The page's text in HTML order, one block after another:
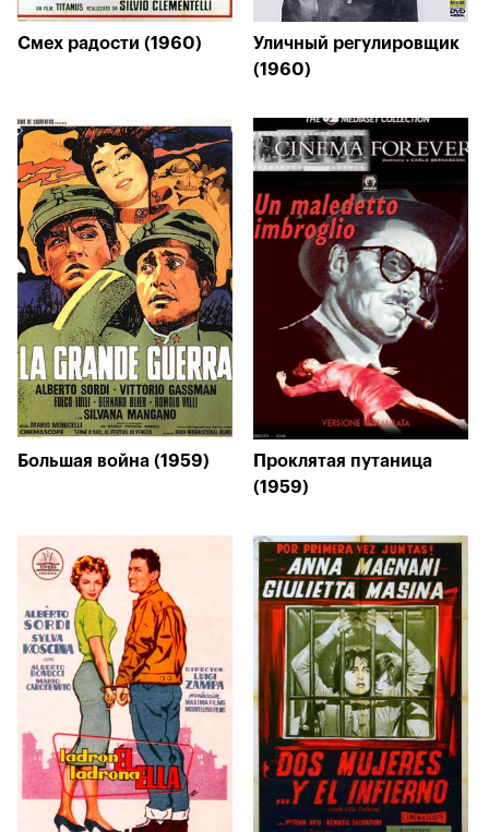
Смех радости (1960)
Уличный регулировщик
(1960)
Большая война (1959)
Проклятая путаница
(1959)